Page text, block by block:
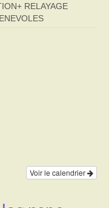
RELAYAGE
Voir le calendrier